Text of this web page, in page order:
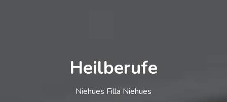
Heilberufe
Niehues Filla Niehues